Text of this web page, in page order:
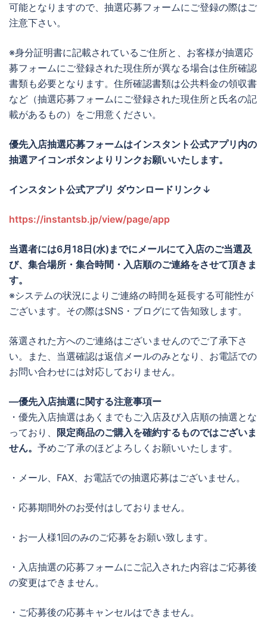
可能となりますので、抽選応募フォームにご登録の際はご
注意下さい。
※身分証明書に記載されているご住所と、お客様が抽選応
募フォームにご登録された現住所が異なる場合は住所確認
書類も必要となります。住所確認書類は公共料金の領収書
など（抽選応募フォームにご登録された現住所と氏名の記
載があるもの）をご用意ください。
優先入店抽選応募フォームはインスタント公式アプリ内の
抽選アイコンボタンよりリンクお願いいたします。
インスタント公式アプリ ダウンロードリンク↓
https://instantsb.jp/view/page/app
当選者には6月18日(水)までにメールにて入店のご当選及
び、集合場所・集合時間・入店順のご連絡をさせて頂きま
す。
※システムの状況によりご連絡の時間を延長する可能性が
ございます。その際はSNS・ブログにて告知致します。
落選された方へのご連絡はございませんのでご了承下さ
い。また、当選確認は返信メールのみとなり、お電話での
お問い合わせには対応しておりません。
―優先入店抽選に関する注意事項ー
・優先入店抽選はあくまでもご入店及び入店順の抽選とな
っており、 限定商品のご購入を確約するものではございま
せん。 予めご了承のほどよろしくお願いいたします。
・メール、FAX、お電話での抽選応募はございません。
・応募期間外のお受付はしておりません。
・お一人様1回のみのご応募をお願い致します。
・入店抽選の応募フォームにご記入された内容はご応募後
の変更はできません。
・ご応募後の応募キャンセルはできません。